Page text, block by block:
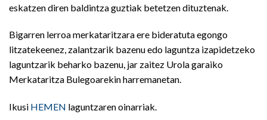
eskatzen diren baldintza guztiak betetzen dituztenak.
Bigarren lerroa merkataritzara ere bideratuta egongo
litzatekeenez, zalantzarik bazenu edo laguntza izapidetzeko
laguntzarik beharko bazenu, jar zaitez Urola garaiko
Merkataritza Bulegoarekin harremanetan.
Ikusi HEMEN laguntzaren oinarriak.